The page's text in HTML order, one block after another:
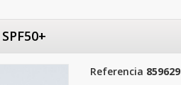
Referencia 859629